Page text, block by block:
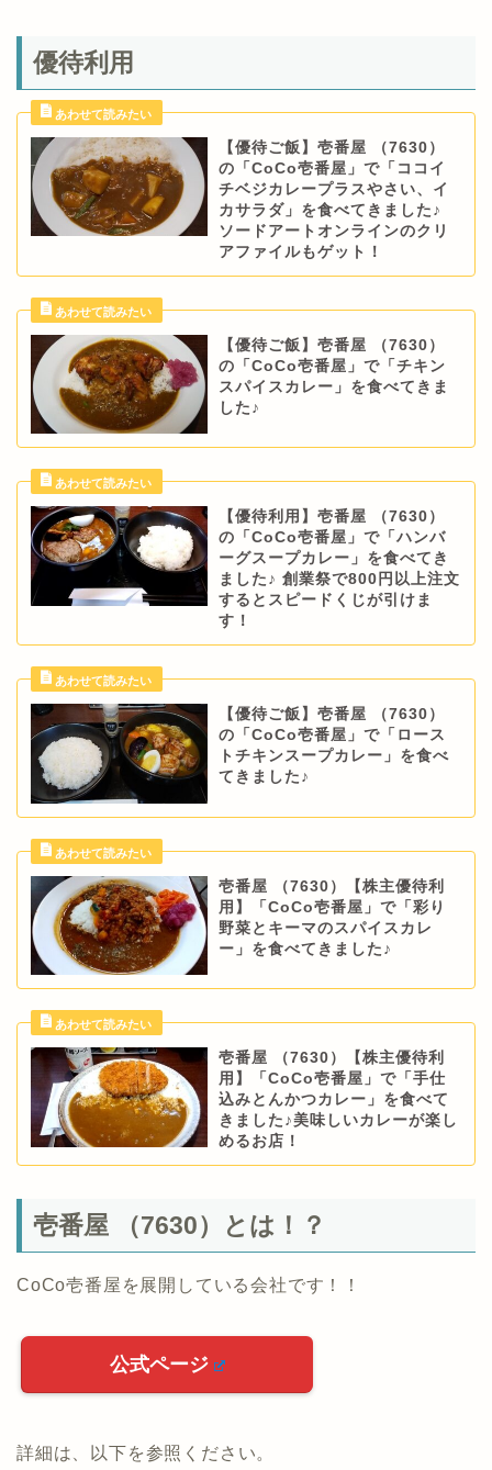
優待利用
【優待ご飯】壱番屋 （7630）
の「CoCo壱番屋」で「ココイ
チベジカレープラスやさい、イ
カサラダ」を食べてきました♪
ソードアートオンラインのクリ
アファイルもゲット！
【優待ご飯】壱番屋 （7630）
の「CoCo壱番屋」で「チキン
スパイスカレー」を食べてきま
した♪
【優待利用】壱番屋 （7630）
の「CoCo壱番屋」で「ハンバ
ーグスープカレー」を食べてき
ました♪ 創業祭で800円以上注文
するとスピードくじが引けま
す！
【優待ご飯】壱番屋 （7630）
の「CoCo壱番屋」で「ロース
トチキンスープカレー」を食べ
てきました♪
壱番屋 （7630）【株主優待利
用】「CoCo壱番屋」で「彩り
野菜とキーマのスパイスカレ
ー」を食べてきました♪
壱番屋 （7630）【株主優待利
用】「CoCo壱番屋」で「手仕
込みとんかつカレー」を食べて
きました♪美味しいカレーが楽し
めるお店！
壱番屋 （7630）とは！？
CoCo壱番屋を展開している会社です！！
公式ページ
詳細は、以下を参照ください。